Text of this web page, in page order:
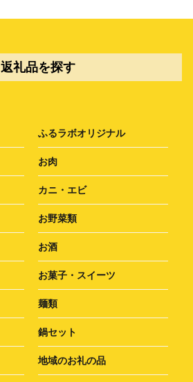
返礼品を探す
ふるラボオリジナル
お肉
カニ・エビ
お野菜類
お酒
お菓子・スイーツ
麺類
鍋セット
地域のお礼の品